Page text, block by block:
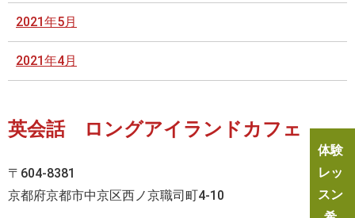
2021年5月
2021年4月
英会話 ロングアイランドカフェ
〒604-8381
京都府京都市中京区西ノ京職司町4-10
体験
レッ
スン